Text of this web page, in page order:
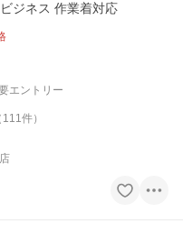
ジネス 作業着対応
エントリー
111件）